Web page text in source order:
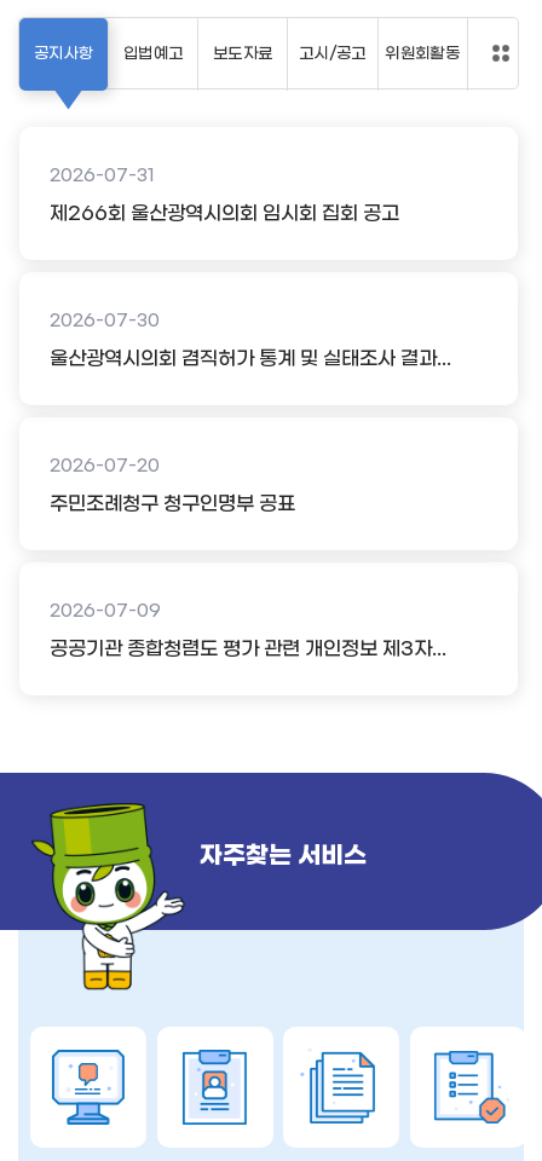
공지사항
2026-07-31
제266회 울산광역시의회 임시회 집회 공고
2026-07-30
울산광역시의회 겸직허가 통계 및 실태조사 결과...
2026-07-20
주민조례청구 청구인명부 공표
2026-07-09
공공기관 종합청렴도 평가 관련 개인정보 제3자...
입법예고 보도자료 고시/공고 위원회활동
자주찾는 서비스